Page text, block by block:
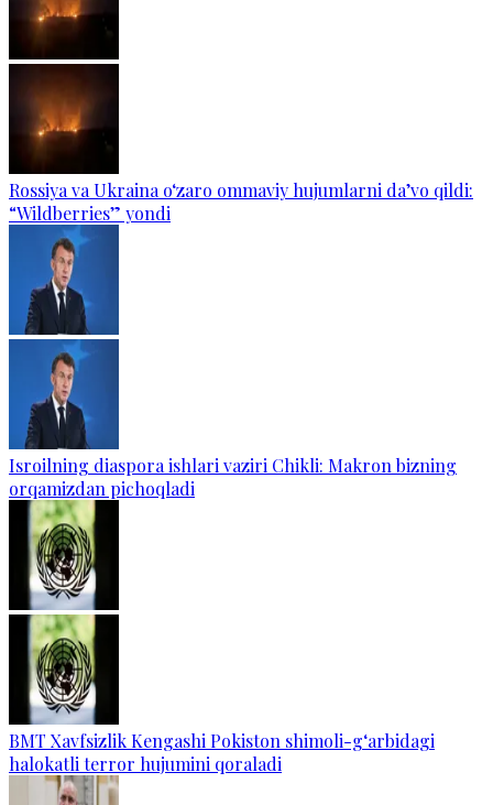
Rossiya va Ukraina o‘zaro ommaviy hujumlarni da’vo qildi:
“Wildberries” yondi
Isroilning diaspora ishlari vaziri Chikli: Makron bizning
orqamizdan pichoqladi
BMT Xavfsizlik Kengashi Pokiston shimoli-g‘arbidagi
halokatli terror hujumini qoraladi